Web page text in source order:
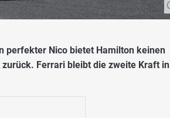
perfekter Nico bietet Hamilton keinen
Ferrari bleibt die zweite Kraft in